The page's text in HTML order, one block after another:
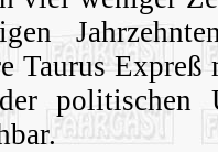
Taurus
politischen